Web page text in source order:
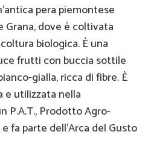
pera piemontese
Grana, dove è coltivata
biologica. È una
frutti con buccia sottile
gialla, ricca di fibre. È
utilizzata nella
P.A.T., Prodotto Agro-
fa parte dell’Arca del Gusto